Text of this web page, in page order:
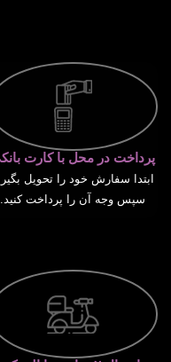
پرداخت در محل با کارت
ابتدا سفارش خود را تحویل
سپس وجه آن را پرداخت کنید.